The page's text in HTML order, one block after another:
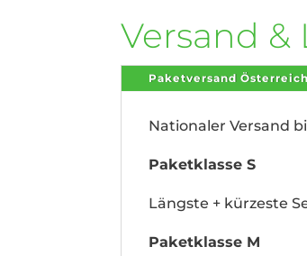
Versand &
Paketversand
Nationaler Versand
Paketklasse S
Längste + kürzeste
Paketklasse M